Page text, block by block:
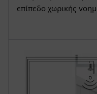
επίπεδο χωρικής